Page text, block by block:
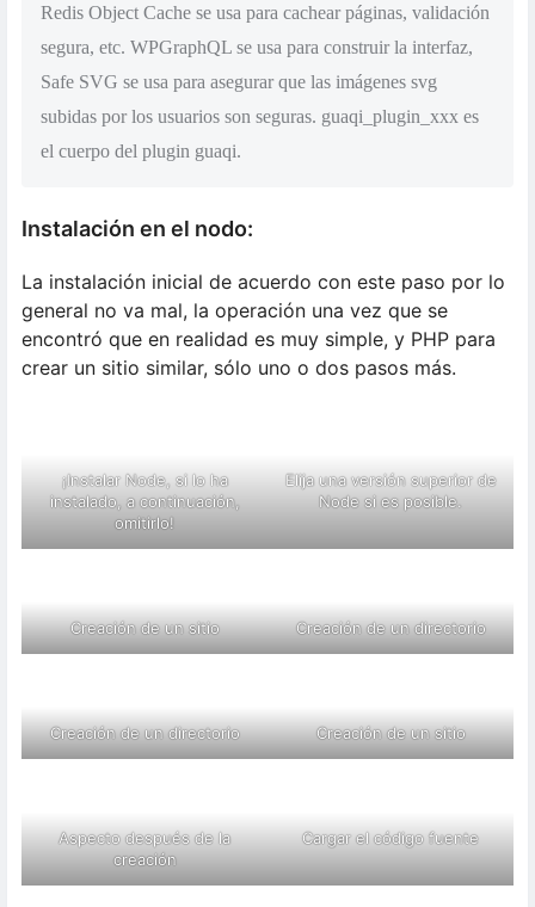
Redis Object Cache se usa para cachear páginas, validación
segura, etc. WPGraphQL se usa para construir la interfaz,
Safe SVG se usa para asegurar que las imágenes svg
subidas por los usuarios son seguras. guaqi_plugin_xxx es
el cuerpo del plugin guaqi.
Instalación en el nodo:
La instalación inicial de acuerdo con este paso por lo
general no va mal, la operación una vez que se
encontró que en realidad es muy simple, y PHP para
crear un sitio similar, sólo uno o dos pasos más.
¡Instalar Node, si lo ha
instalado, a continuación,
omitirlo!
Elija una versión superior de
Node si es posible.
Creación de un sitio Creación de un directorio
Creación de un directorio Creación de un sitio
Aspecto después de la
creación
Cargar el código fuente